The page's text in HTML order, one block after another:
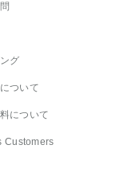
グ
ついて
について
Customers